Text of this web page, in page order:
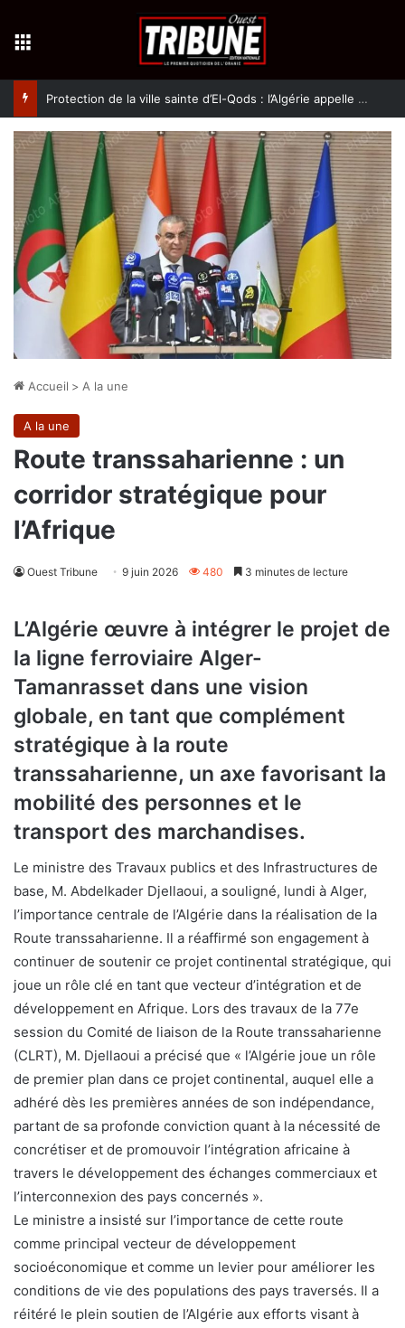
Protection de la ville sainte d’El-Qods : l’Algérie appelle à une action collective
Accueil > A la une
A la une
Route transsaharienne : un
corridor stratégique pour
l’Afrique
Ouest Tribune 9 juin 2026 480 3 minutes de lecture
L’Algérie œuvre à intégrer le projet de
la ligne ferroviaire Alger-
Tamanrasset dans une vision
globale, en tant que complément
stratégique à la route
transsaharienne, un axe favorisant la
mobilité des personnes et le
transport des marchandises.
Le ministre des Travaux publics et des Infrastructures de
base, M. Abdelkader Djellaoui, a souligné, lundi à Alger,
l’importance centrale de l’Algérie dans la réalisation de la
Route transsaharienne. Il a réaffirmé son engagement à
continuer de soutenir ce projet continental stratégique, qui
joue un rôle clé en tant que vecteur d’intégration et de
développement en Afrique. Lors des travaux de la 77e
session du Comité de liaison de la Route transsaharienne
(CLRT), M. Djellaoui a précisé que « l’Algérie joue un rôle
de premier plan dans ce projet continental, auquel elle a
adhéré dès les premières années de son indépendance,
partant de sa profonde conviction quant à la nécessité de
concrétiser et de promouvoir l’intégration africaine à
travers le développement des échanges commerciaux et
l’interconnexion des pays concernés ».
Le ministre a insisté sur l’importance de cette route
comme principal vecteur de développement
socioéconomique et comme un levier pour améliorer les
conditions de vie des populations des pays traversés. Il a
réitéré le plein soutien de l’Algérie aux efforts visant à